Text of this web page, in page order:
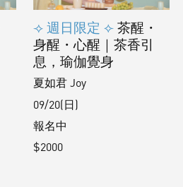
⟢ 週日限定 ⟣茶醒・
身醒・心醒｜茶香引
息，瑜伽覺身
夏如君 Joy
09/20(日)
報名中
$2000